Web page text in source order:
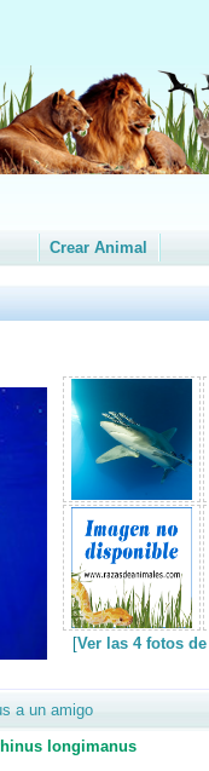
Crear Animal
[Ver las 4 fotos
a un amigo
longimanus